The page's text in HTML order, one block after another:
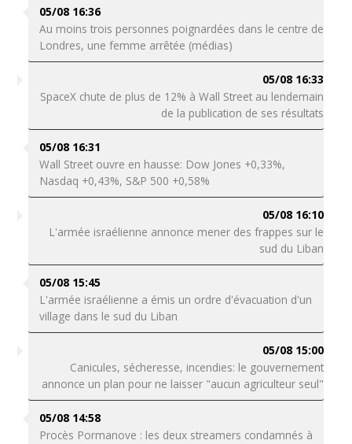
05/08 16:36
Au moins trois personnes poignardées dans le centre de
Londres, une femme arrêtée (médias)
05/08 16:33
SpaceX chute de plus de 12% à Wall Street au lendemain
de la publication de ses résultats
05/08 16:31
Wall Street ouvre en hausse: Dow Jones +0,33%,
Nasdaq +0,43%, S&P 500 +0,58%
05/08 16:10
L'armée israélienne annonce mener des frappes sur le
sud du Liban
05/08 15:45
L'armée israélienne a émis un ordre d'évacuation d'un
village dans le sud du Liban
05/08 15:00
Canicules, sécheresse, incendies: le gouvernement
annonce un plan pour ne laisser "aucun agriculteur seul"
05/08 14:58
Procès Pormanove : les deux streamers condamnés à